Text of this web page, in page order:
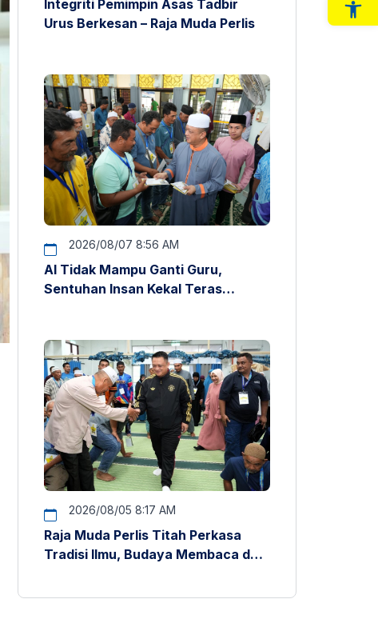
Integriti Pemimpin Asas Tadbir
Urus Berkesan – Raja Muda Perlis
2026/08/07 8:56 AM
AI Tidak Mampu Ganti Guru,
Sentuhan Insan Kekal Teras
2026/08/05 8:17 AM
Raja Muda Perlis Titah Perkasa
Tradisi Ilmu, Budaya Membaca dan